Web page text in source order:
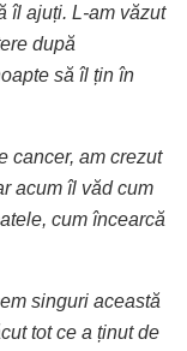
îl ajuți. L-am văzut
după
să îl țin în
cancer, am crezut
acum îl văd cum
cum încearcă
singuri această
tot ce a ținut de